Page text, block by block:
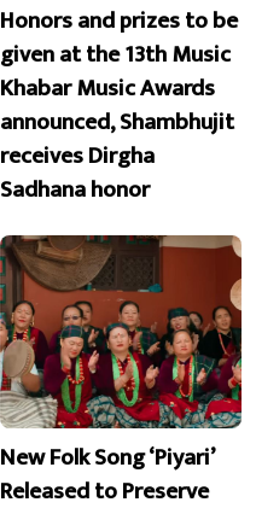
Honors and prizes to be
given at the 13th Music
Khabar Music Awards
announced, Shambhujit
receives Dirgha
Sadhana honor
New Folk Song ‘Piyari’
Released to Preserve